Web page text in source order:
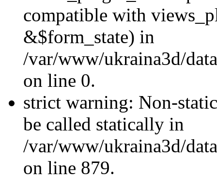
compatible with
&$form_state) in
/var/www/ukraina3d/
on line 0.
strict warning: Non-
be called statically in
/var/www/ukraina3d/
on line 879.